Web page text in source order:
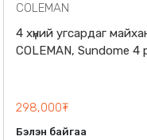
COLEMAN
4 хүний угсардаг
COLEMAN, Sundome 4
298,000₮
Бэлэн байгаа